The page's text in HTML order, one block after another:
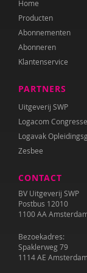
Kirsten Nøhr
Yasmine
Anne
Bodine
Félice van
Wilma
Jeroen
Elly Singer
Sanne Spiero
Home
Producten
Abonnementen
Abonneren
Klantenservice
PARTNERS
Uitgeverij SWP
Logacom
Logavak
Zesbee
CONTACT
BV Uitgeverij SWP
Postbus 12010
1100 AA
Bezoekadres:
Spaklerweg 79
1114 AE